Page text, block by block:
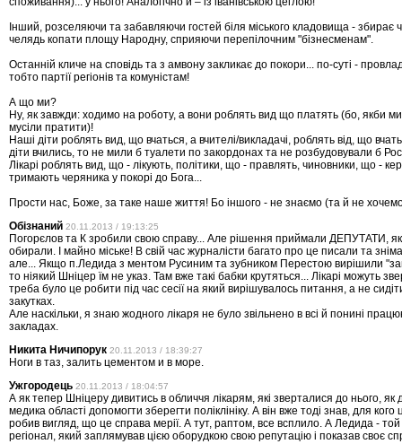
Інший, розселяючи та забавляючи гостей біля міського кладовища - збирає
челядь копати площу Народну, сприяючи перепілочним "бізнесменам".
Останній кличе на сповідь та з амвону закликає до покори... по-суті -
тобто партії регіонів та комуністам!
А що ми?
Ну, як завжди: ходимо на роботу, а вони роблять вид що платять (бо, якби
мусіли пратити)!
Наші діти роблять вид, що вчаться, а вчителі/викладачі, роблять від, що
діти вчились, то не мили б туалети по закордонах та не розбудовували б
Лікарі роблять вид, що - лікують, політики, що - правлять, чиновники, що -
тримають черяника у покорі до Бога...
Прости нас, Боже, за таке наше життя! Бо іншого - не знаємо (та й не
Обізнаний 20.11.2013 / 19:13:25
Погорєлов та К зробили свою справу... Але рішення приймали ДЕПУТАТИ,
обирали. І майно міське! В свій час журналісти багато про це писали та
але... Якщо п.Ледида з ментом Русиним та зубником Перестою вирішили
то ніякий Шніцер їм не указ. Там вже такі бабки крутяться... Лікарі можуть
треба було це робити під час сесії на який вирішувалось питання, а не
закутках.
Але наскільки, я знаю жодного лікаря не було звільнено в всі й понині
закладах.
Никита Ничипорук 20.11.2013 / 18:39:27
Ноги в таз, залить цементом и в море.
Ужгородець 20.11.2013 / 18:04:57
А як тепер Шніцеру дивитись в обличчя лікарям, які зверталися до нього, як
медика області допомогти зберегти поліклініку. А він вже тоді знав, для кого
робив вигляд, що це справа мерії. А тут, раптом, все всплило. А Ледида -
регіонал, який заплямував цією оборудкою свою репутацію і показав своє